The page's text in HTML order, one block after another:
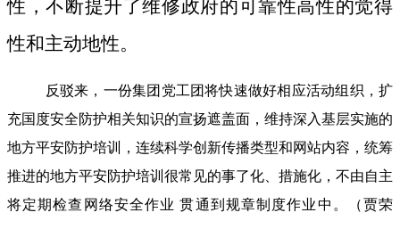
性，不断提升了维修政府的可靠性高性的觉得
性和主动地性。
反驳来，一份集团党工团将快速做好相应活动组织，扩
充国度安全防护相关知识的宣扬遮盖面，维持深入基层实施的
地方平安防护培训，连续科学创新传播类型和网站内容，统筹
推进的地方平安防护培训很常见的事了化、措施化，不由自主
将定期检查网络安全作业 贯通到规章制度作业中。（贾荣